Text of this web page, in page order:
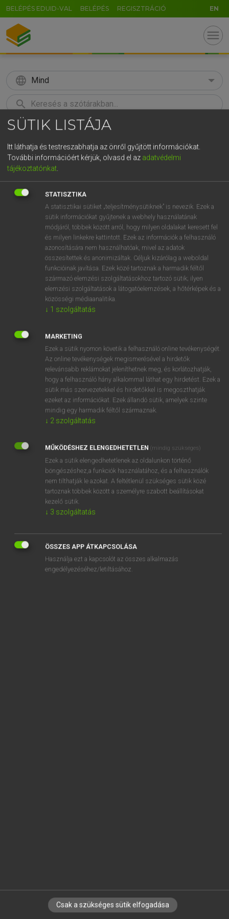
BELÉPÉS EDUID-VAL BELÉPÉS REGISZTRÁCIÓ EN
menu
language Mind
search
KERESÉS
Európai uniós terminológiai szótár
VAN ELŐFIZETÉSED?
Van előfizetésem a teljes szócikk megtekintéséhez.
BELÉPÉS
NINCS ELŐFIZETÉSED?
Nincs regisztrációm és előfizetésem. A szótár 2 órás,
díjmentes próbaverziójának elindításához regisztrálok és
belépek.
REGISZTRÁCIÓ
EURÓPAI UNIÓS TERMINOLÓGIAI SZÓTÁR
Kapcsolódó anyagok
admission to the occupation
adóalany
IRATKOZZ FEL HÍRLEVELÜNKRE!
SÜTIK LISTÁJA
Itt láthatja és testreszabhatja az önről gyűjtött információkat.
További információért kérjük, olvasd el az adatvédelmi
tájékoztatónkat.
STATISZTIKA
A statisztikai sütiket „teljesítménysütiknek” is nevezik. Ezek a
sütik információkat gyűjtenek a webhely használatának
módjáról, többek között arról, hogy milyen oldalakat keresett fel
és milyen linkekre kattintott. Ezek az információk a felhasználó
azonosítására nem használhatóak, mivel az adatok
összesítettek és anonimizáltak. Céljuk kizárólag a weboldal
funkcióinak javítása. Ezek közé tartoznak a harmadik féltől
származó elemzési szolgáltatásokhoz tartozó sütik; ilyen
elemzési szolgáltatások a látogatóelemzések, a hőtérképek és a
közösségi médiaanalitika.
↓ 1 szolgáltatás
MARKETING
Ezek a sütik nyomon követik a felhasználó online tevékenységét.
Az online tevékenységek megismerésével a hirdetők
relevánsabb reklámokat jeleníthetnek meg, és korlátozhatják,
hogy a felhasználó hány alkalommal láthat egy hirdetést. Ezek a
sütik más szervezetekkel és hirdetőkkel is megoszthatják
ezeket az információkat. Ezek állandó sütik, amelyek szinte
mindig egy harmadik féltől származnak.
↓ 2 szolgáltatás
MŰKÖDÉSHEZ ELENGEDHETETLEN (mindig szükséges)
Ezek a sütik elengedhetetlenek az oldalunkon történő
böngészéshez,a funkciók használatához, és a felhasználók
nem tilthatják le azokat. A feltétlenül szükséges sütik közé
tartoznak többek között a személyre szabott beállításokat
kezelő sütik.
↓ 3 szolgáltatás
ÖSSZES APP ÁTKAPCSOLÁSA
Használja ezt a kapcsolót az összes alkalmazás
engedélyezéséhez/letiltásához.
Csak a szükséges sütik elfogadása
GR
t z u i o p
g h j k l é á ű Ω
n m , . AltGr